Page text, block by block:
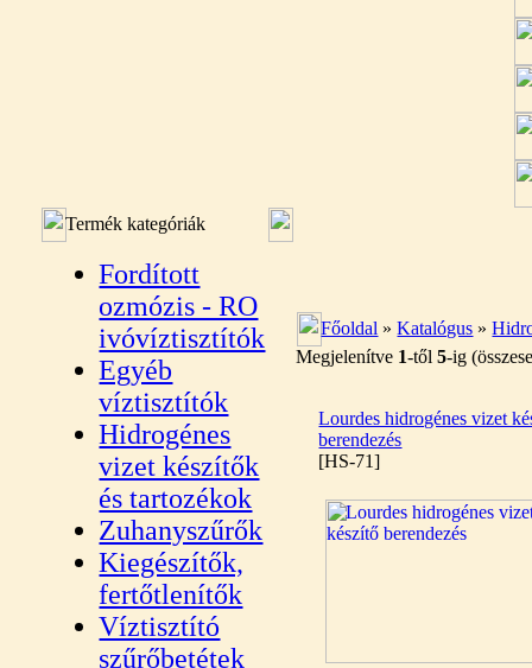
Termék kategóriák
Fordított
ozmózis - RO
ivóvíztisztítók
Egyéb
víztisztítók
Hidrogénes
vizet készítők
és tartozékok
Zuhanyszűrők
Kiegészítők,
fertőtlenítők
Víztisztító
szűrőbetétek
Főoldal »Katalógus »
Megjelenítve 1-től5-ig
Lourdes hidrogénes vizet
berendezés
[HS-71]